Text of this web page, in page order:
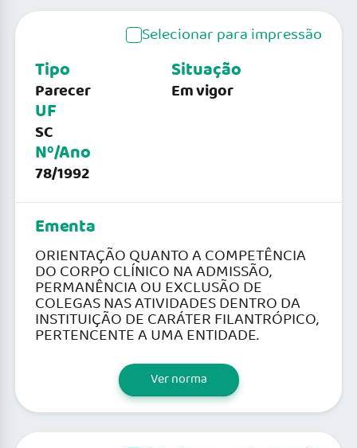
Selecionar para impressão
Tipo
Parecer
UF
SC
Nº/Ano
78/1992
Situação
Em vigor
Ementa
ORIENTAÇÃO QUANTO A COMPETÊNCIA
DO CORPO CLÍNICO NA ADMISSÃO,
PERMANÊNCIA OU EXCLUSÃO DE
COLEGAS NAS ATIVIDADES DENTRO DA
INSTITUIÇÃO DE CARÁTER FILANTRÓPICO,
PERTENCENTE A UMA ENTIDADE.
Ver norma